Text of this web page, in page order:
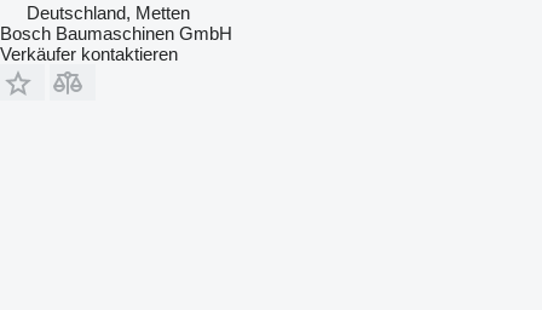
Deutschland, Metten
Bosch Baumaschinen GmbH
Verkäufer kontaktieren